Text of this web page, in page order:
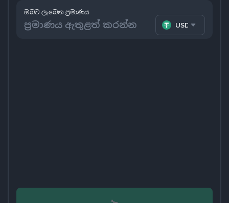
ඔබට ලැබෙන ප්‍රමාණය
USDT